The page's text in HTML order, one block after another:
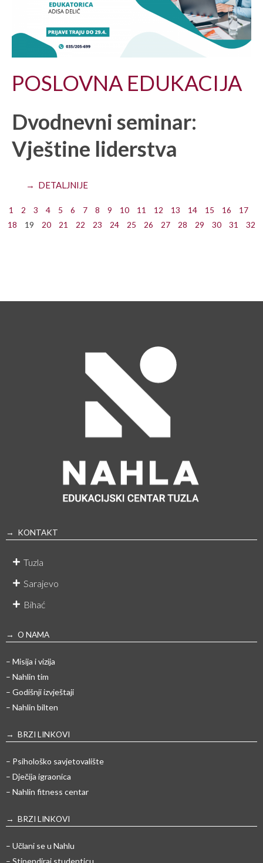
POSLOVNA EDUKACIJA
Dvodnevni seminar:
Vještine liderstva
→ DETALJNIJE
1 2 3 4 5 6 7 8 9 10 11 12 13 14 15 16
17
18
19 20 21 22 23 24 25 26 27 28 29 30 31 32
→ KONTAKT
Tuzla
Sarajevo
Bihać
→ O NAMA
– Misija i vizija
– Nahlin tim
– Godišnji izvještaji
– Nahlin bilten
→ BRZI LINKOVI
– Psihološko savjetovalište
– Dječija igraonica
– Nahlin fitness centar
→ BRZI LINKOVI
– Učlani se u Nahlu
– Stipendiraj studenticu